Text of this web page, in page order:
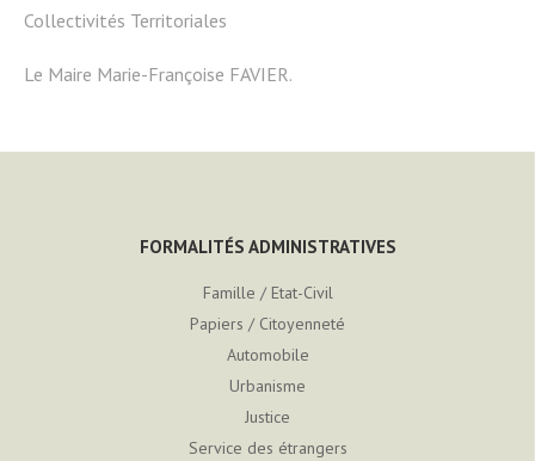
Collectivités Territoriales
Le Maire Marie-Françoise FAVIER.
FORMALITÉS ADMINISTRATIVES
Famille / Etat-Civil
Papiers / Citoyenneté
Automobile
Urbanisme
Justice
Service des étrangers